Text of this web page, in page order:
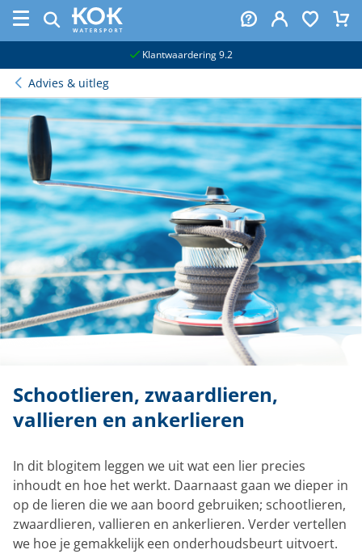
Klantwaardering 9.2
Advies & uitleg
Schootlieren, zwaardlieren,
vallieren en ankerlieren
In dit blogitem leggen we uit wat een lier precies
inhoudt en hoe het werkt. Daarnaast gaan we dieper in
op de lieren die we aan boord gebruiken; schootlieren,
zwaardlieren, vallieren en ankerlieren. Verder vertellen
we hoe je gemakkelijk een onderhoudsbeurt uitvoert.